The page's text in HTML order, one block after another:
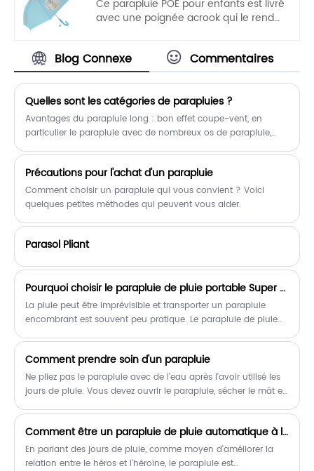
terrain de sport !
Ce parapluie POE pour enfants est livré
avec une poignée acrook qui le rend
Ouverture automatique, opération à
une main, légère et pratique.
Blog Connexe Commentaires
Quelles sont les catégories de parapluies ?
Avantages du parapluie long : bon effet coupe-vent, en
particulier le parapluie avec de nombreux os de parapluie,
Précautions pour l'achat d'un parapluie
Comment choisir un parapluie qui vous convient ? Voici
quelques petites méthodes qui peuvent vous aider.
Parasol Pliant
Pourquoi choisir le parapluie de pluie portable Super Mini à 3 sections comme compagnon météo quotidien ?
La pluie peut être imprévisible et transporter un parapluie
encombrant est souvent peu pratique. Le parapluie de pluie
facilement dans un sac à main, une mallette ou un sac à dos,
tout en offrant la couverture d'un parapluie pleine taille une
fois ouvert. Avec une structure en métal durable, un auvent en
est conçu pour un confort quotidien. Cet article examine ses
principales caractéristiques, spécifications et pourquoi il est
devenu un choix populaire pour les utilisateurs qui apprécient
la portabilité sans sacrifier la protection.
Comment prendre soin d'un parapluie
Ne pliez pas le parapluie avec de l'eau après l'avoir utilisé les
jours de pluie. Vous devez ouvrir le parapluie, sécher le mât et
parapluie et le ranger.
Comment être un parapluie de pluie automatique à long bâton qualifié ?
En parlant des jours de pluie, comme moyen d'améliorer la
relation entre le héros et l'héroïne, le parapluie est